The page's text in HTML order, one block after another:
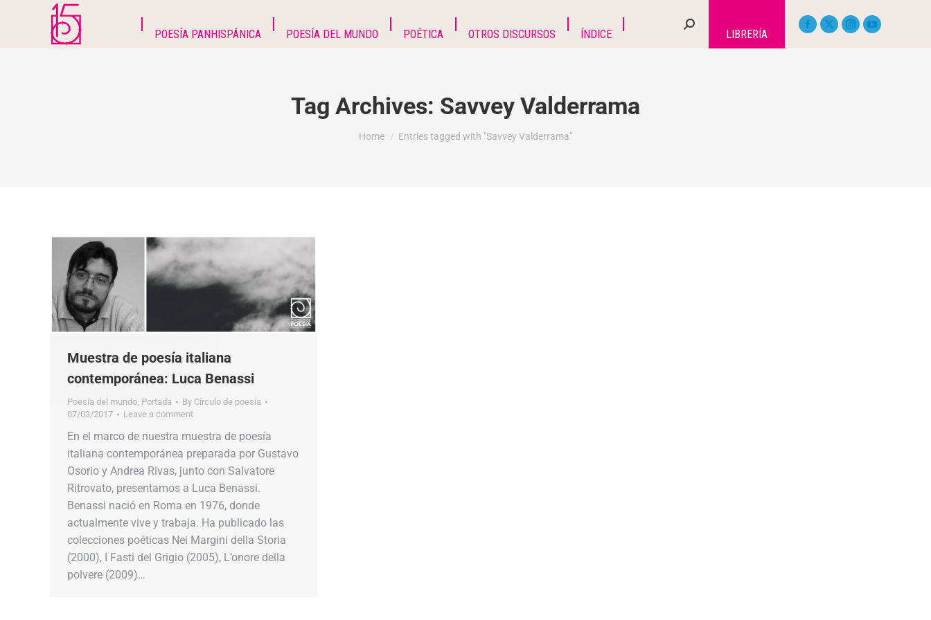
POESÍA PANHISPÁNICA POESÍA DEL MUNDO POÉTICA OTROS DISCURSOS ÍNDICE LIBRERÍA
Tag Archives: Savvey Valderrama
You are here:
Home Entries tagged with "Savvey Valderrama"
Muestra de poesía italiana
contemporánea: Luca Benassi
Poesía del mundo Portada By Círculo de poesía
07/03/2017
Leave a comment
En el marco de nuestra muestra de poesía
italiana contemporánea preparada por Gustavo
Osorio y Andrea Rivas, junto con Salvatore
Ritrovato, presentamos a Luca Benassi.
Benassi nació en Roma en 1976, donde
actualmente vive y trabaja. Ha publicado las
colecciones poéticas Nei Margini della Storia
(2000), I Fasti del Grigio (2005), L’onore della
polvere (2009)…